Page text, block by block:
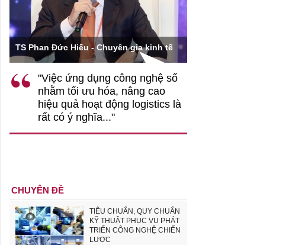
TS Phan Đức Hiếu - Chuyên gia kinh tế
"Việc ứng dụng công nghệ số
nhằm tối ưu hóa, nâng cao
hiệu quả hoạt động logistics là
rất có ý nghĩa..."
CHUYÊN ĐỀ
TIÊU CHUẨN, QUY CHUẨN
KỸ THUẬT PHỤC VỤ PHÁT
TRIỂN CÔNG NGHỆ CHIẾN
LƯỢC